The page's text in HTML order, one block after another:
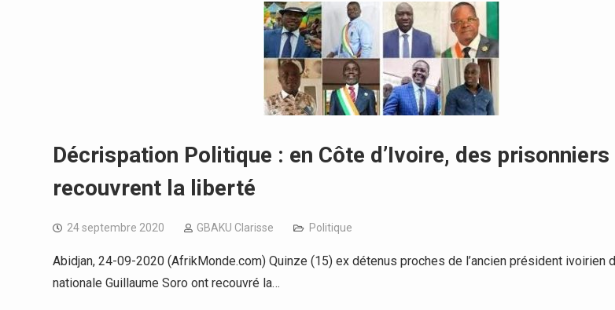
Décrispation Politique : en Côte d’Ivoire, des
recouvrent la liberté
24 septembre 2020 GBAKU Clarisse Politique
Abidjan, 24-09-2020 (AfrikMonde.com) Quinze (15) ex détenus proches de l’ancien président ivoirien
nationale Guillaume Soro ont recouvré la…